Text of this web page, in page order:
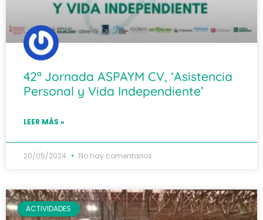
42ª Jornada ASPAYM CV, ‘Asistencia
Personal y Vida Independiente’
LEER MÁS »
20/05/2024 No hay comentarios
ACTIVIDADES